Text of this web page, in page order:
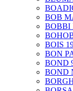
BOB
BOBBI
BOIS
BON
BOND
BOND